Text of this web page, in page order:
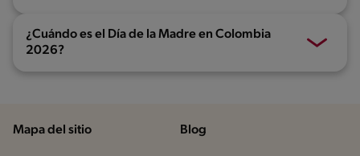
¿Cuándo es el Día de la Madre en Colombia
2026?
Mapa del sitio Blog